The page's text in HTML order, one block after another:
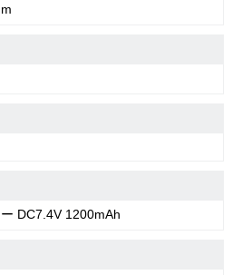
DC7.4V 1200mAh